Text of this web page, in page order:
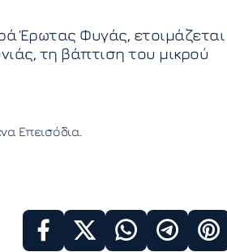
Έρωτας Φυγάς, ετοιμάζεται
τη βάπτιση του μικρού
Επεισόδια